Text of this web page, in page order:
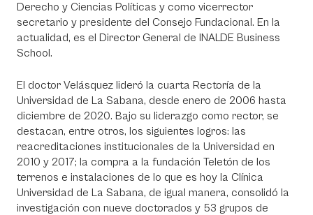
Derecho y Ciencias Políticas y como vicerrector
secretario y presidente del Consejo Fundacional. En la
actualidad, es el Director General de INALDE Business
School.
El doctor Velásquez lideró la cuarta Rectoría de la
Universidad de La Sabana, desde enero de 2006 hasta
diciembre de 2020. Bajo su liderazgo como rector, se
destacan, entre otros, los siguientes logros: las
reacreditaciones institucionales de la Universidad en
2010 y 2017; la compra a la fundación Teletón de los
terrenos e instalaciones de lo que es hoy la Clínica
Universidad de La Sabana, de igual manera, consolidó la
investigación con nueve doctorados y 53 grupos de